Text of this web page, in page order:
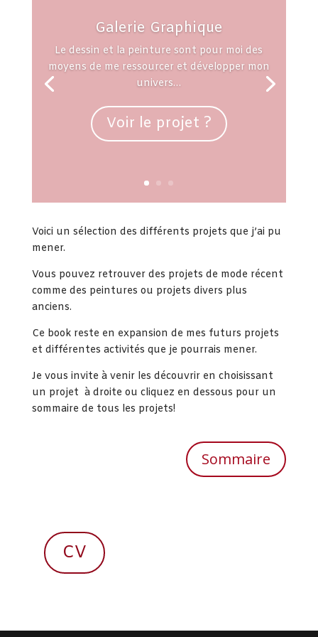
Galerie Graphique
Le dessin et la peinture sont pour moi des
moyens de me ressourcer et développer mon
univers…
Voir le projet ?
Voici un sélection des différents projets que j’ai pu
mener.
Vous pouvez retrouver des projets de mode récent
comme des peintures ou projets divers plus
anciens.
Ce book reste en expansion de mes futurs projets
et différentes activités que je pourrais mener.
Je vous invite à venir les découvrir en choisissant
un projet à droite ou cliquez en dessous pour un
sommaire de tous les projets!
Sommaire
CV